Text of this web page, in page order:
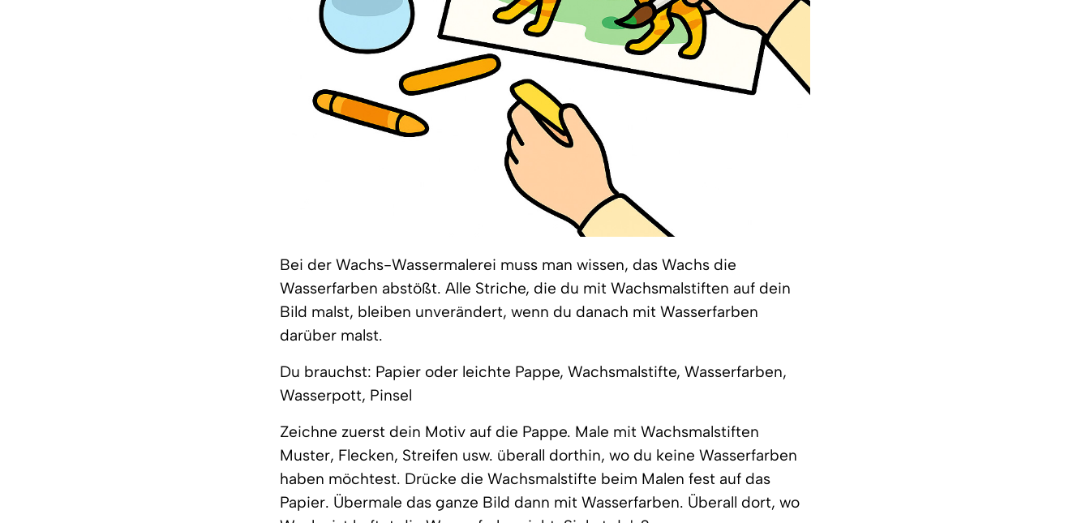
Bei der Wachs-Wassermalerei muss man wissen, das Wachs die
Wasserfarben abstößt. Alle Striche, die du mit Wachsmalstiften auf dein
Bild malst, bleiben unverändert, wenn du danach mit Wasserfarben
darüber malst.
Du brauchst: Papier oder leichte Pappe, Wachsmalstifte, Wasserfarben,
Wasserpott, Pinsel
Zeichne zuerst dein Motiv auf die Pappe. Male mit Wachsmalstiften
Muster, Flecken, Streifen usw. überall dorthin, wo du keine Wasserfarben
haben möchtest. Drücke die Wachsmalstifte beim Malen fest auf das
Papier. Übermale das ganze Bild dann mit Wasserfarben. Überall dort, wo